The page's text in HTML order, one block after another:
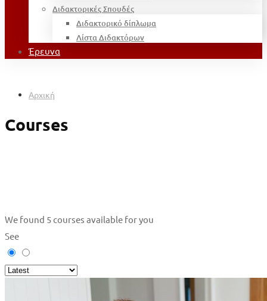
Διδακτορικές Σπουδές
Διδακτορικό δίπλωμα
Λίστα Διδακτόρων
Έρευνα
Αρχική
Courses
We found 5courses available for you
See